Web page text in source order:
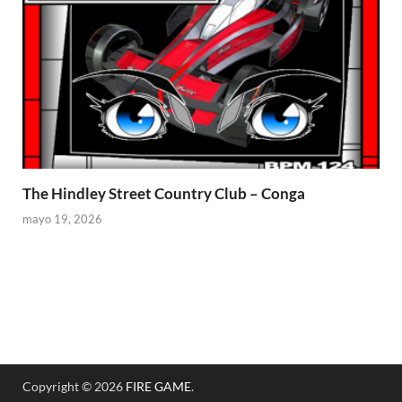
The Hindley Street Country Club – Conga
mayo 19, 2026
Copyright © 2026 FIRE GAME.